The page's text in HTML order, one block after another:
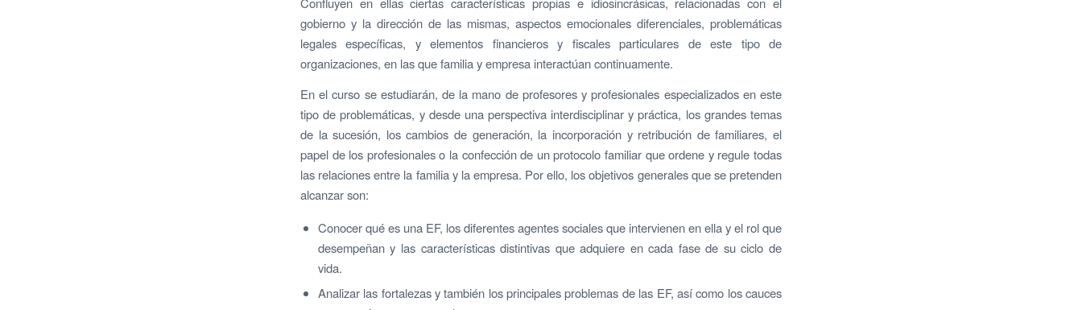
gobierno y la dirección de las mismas, aspectos emocionales diferenciales, problemáticas
legales específicas, y elementos financieros y fiscales particulares de este tipo de
organizaciones, en las que familia y empresa interactúan continuamente.
En el curso se estudiarán, de la mano de profesores y profesionales especializados en este
tipo de problemáticas, y desde una perspectiva interdisciplinar y práctica, los grandes temas
de la sucesión, los cambios de generación, la incorporación y retribución de familiares, el
papel de los profesionales o la confección de un protocolo familiar que ordene y regule todas
las relaciones entre la familia y la empresa. Por ello, los objetivos generales que se pretenden
alcanzar son:
Conocer qué es una EF, los diferentes agentes sociales que intervienen en ella y el rol que
desempeñan y las características distintivas que adquiere en cada fase de su ciclo de
vida.
Analizar las fortalezas y también los principales problemas de las EF, así como los cauces